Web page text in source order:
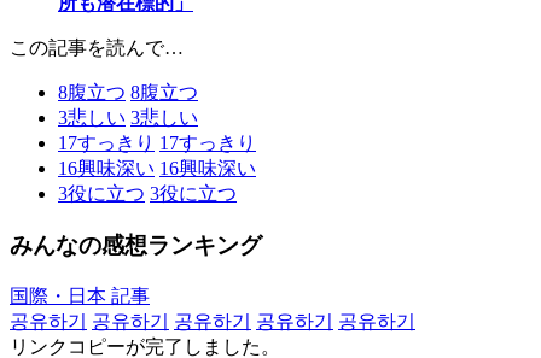
この記事を読んで…
8腹立つ 8腹立つ
3悲しい 3悲しい
17すっきり 17すっきり
16興味深い 16興味深い
3役に立つ 3役に立つ
みんなの感想ランキング
国際・日本 記事
공유하기
공유하기 공유하기 공유하기
공유하기
リンクコピーが完了しました。